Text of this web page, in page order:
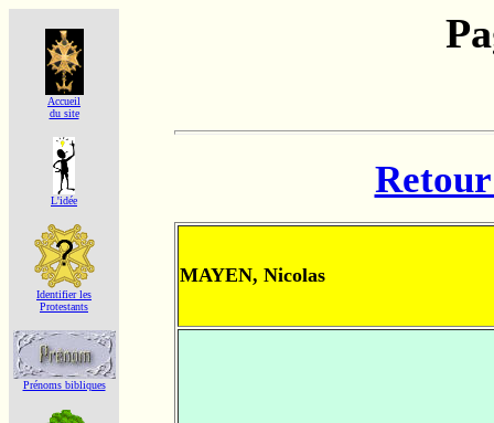
Accueil
du site
L'idée
Identifier les
Protestants
Prénoms bibliques
MAYEN, Nicolas